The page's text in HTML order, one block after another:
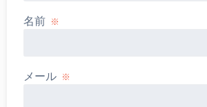
名前 ※
メール ※